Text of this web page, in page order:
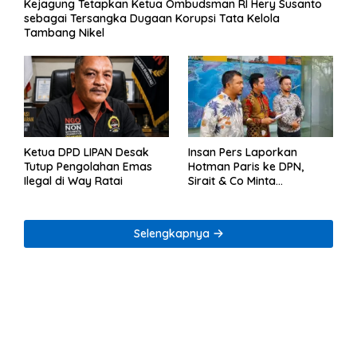
Kejagung Tetapkan Ketua Ombudsman RI Hery Susanto
sebagai Tersangka Dugaan Korupsi Tata Kelola
Tambang Nikel
Ketua DPD LIPAN Desak
Tutup Pengolahan Emas
Ilegal di Way Ratai
Insan Pers Laporkan
Hotman Paris ke DPN,
Sirait & Co Minta
Selengkapnya